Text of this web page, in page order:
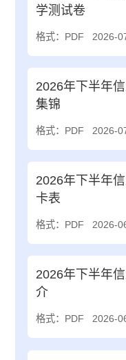
学测试卷
格式：PDF 2026-
2026年下半年
集锦
格式：PDF 2026-
2026年下半年
卡表
格式：PDF 2026-
2026年下半年
介
格式：PDF 2026-